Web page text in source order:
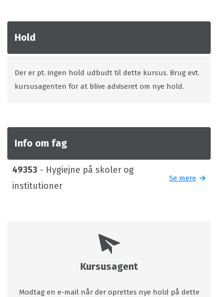
Hold
Der er pt. ingen hold udbudt til dette kursus. Brug evt.
kursusagenten for at blive adviseret om nye hold.
Info om fag
49353 - Hygiejne på skoler og
institutioner
Se mere
Kursusagent
Modtag en e-mail når der oprettes nye hold på dette